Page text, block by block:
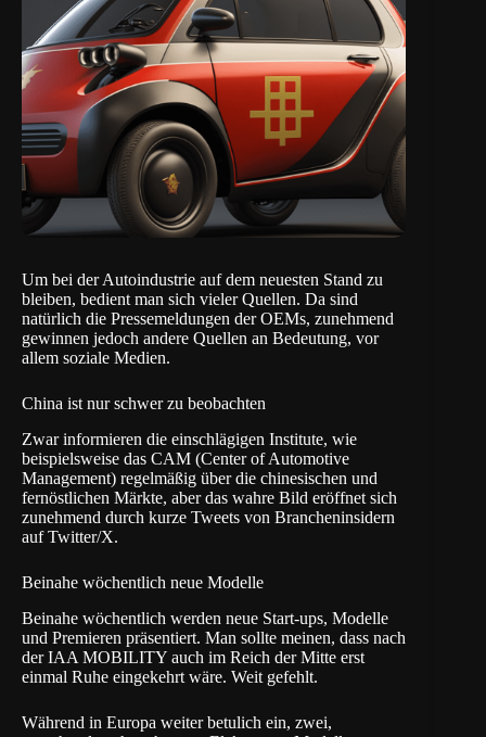
Um bei der Autoindustrie auf dem neuesten Stand zu
bleiben, bedient man sich vieler Quellen. Da sind
natürlich die Pressemeldungen der OEMs, zunehmend
gewinnen jedoch andere Quellen an Bedeutung, vor
allem soziale Medien.
China ist nur schwer zu beobachten
Zwar informieren die einschlägigen Institute, wie
beispielsweise das CAM (Center of Automotive
Management) regelmäßig über die chinesischen und
fernöstlichen Märkte, aber das wahre Bild eröffnet sich
zunehmend durch kurze Tweets von Brancheninsidern
auf Twitter/X.
Beinahe wöchentlich neue Modelle
Beinahe wöchentlich werden neue Start-ups, Modelle
und Premieren präsentiert. Man sollte meinen, dass nach
derIAA MOBILITY auch im Reich der Mitte erst
einmal Ruhe eingekehrt wäre. Weit gefehlt.
Während in Europa weiter betulich ein, zwei,